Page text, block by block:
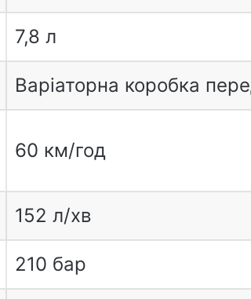
7,8 л
Варіаторна коробка
60 км/год
152 л/хв
210 бар